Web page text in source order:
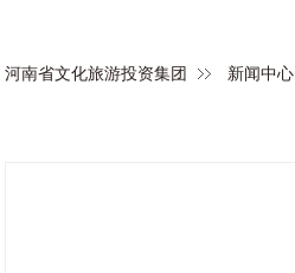
河南省文化旅游投资集团 新闻中心